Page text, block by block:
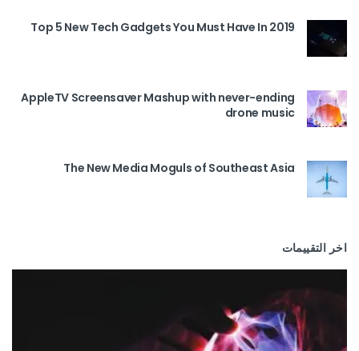
Top 5 New Tech Gadgets You Must Have In 2019
AppleTV Screensaver Mashup with never-ending
drone music
The New Media Moguls of Southeast Asia
اخر التقييمات